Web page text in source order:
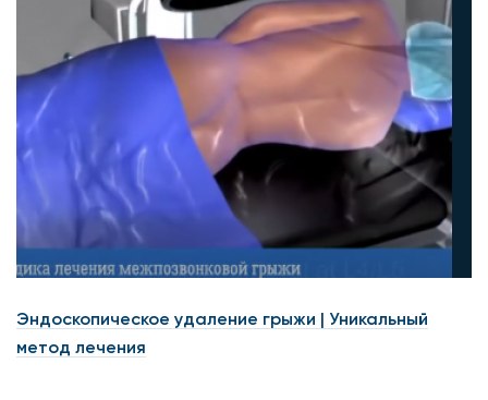
Эндоскопическое удаление грыжи | Уникальный
метод лечения